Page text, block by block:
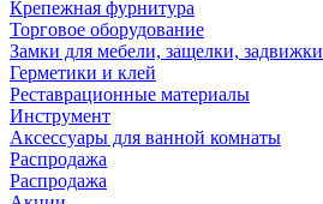
Крепежная фурнитура
Торговое оборудование
Замки для мебели, защелки, задвижки
Герметики и клей
Реставрационные материалы
Инструмент
Аксессуары для ванной комнаты
Распродажа
Распродажа